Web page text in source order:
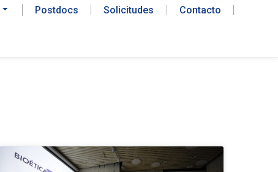
Postdocs Solicitudes Contacto